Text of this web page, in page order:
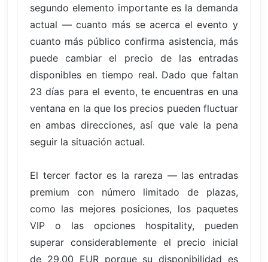
segundo elemento importante es la demanda
actual — cuanto más se acerca el evento y
cuanto más público confirma asistencia, más
puede cambiar el precio de las entradas
disponibles en tiempo real. Dado que faltan
23 días para el evento, te encuentras en una
ventana en la que los precios pueden fluctuar
en ambas direcciones, así que vale la pena
seguir la situación actual.
El tercer factor es la rareza — las entradas
premium con número limitado de plazas,
como las mejores posiciones, los paquetes
VIP o las opciones hospitality, pueden
superar considerablemente el precio inicial
de 29,00 EUR porque su disponibilidad es